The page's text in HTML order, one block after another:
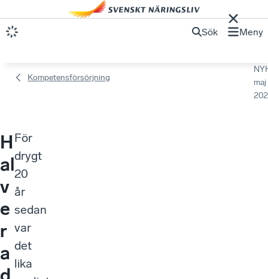
Sök Meny
Kompetensförsörjning
maj
H
al
v
e
r
a
För
drygt
20
år
sedan
var
det
lika